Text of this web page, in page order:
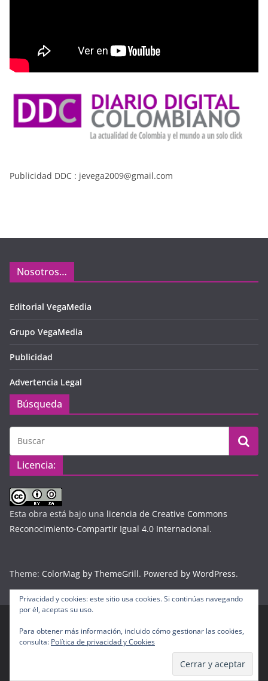
Publicidad DDC : jevega2009@gmail.com
Nosotros…
Editorial VegaMedia
Grupo VegaMedia
Publicidad
Advertencia Legal
Búsqueda
Licencia:
Esta obra está bajo una licencia de Creative Commons
Reconocimiento-Compartir Igual 4.0 Internacional.
Theme: ColorMag by ThemeGrill. Powered by WordPress.
Copyright © 2026Diario Digital Colombiano
derechos reservados.
por ThemeGrill. Funciona con WordPress
Privacidad y cookies: este sitio usa cookies. Si continúas navegando
por él, aceptas su uso.
Para obtener más información, incluido cómo gestionar las cookies,
consulta: Política de privacidad y Cookies